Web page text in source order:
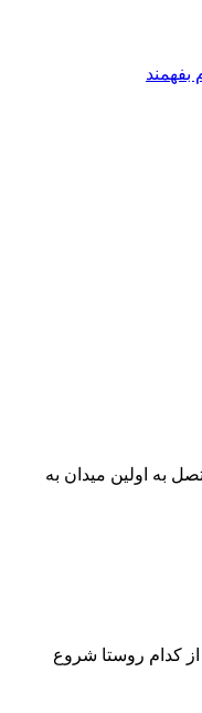
به اولین میدان به
از کدام روستا شروع